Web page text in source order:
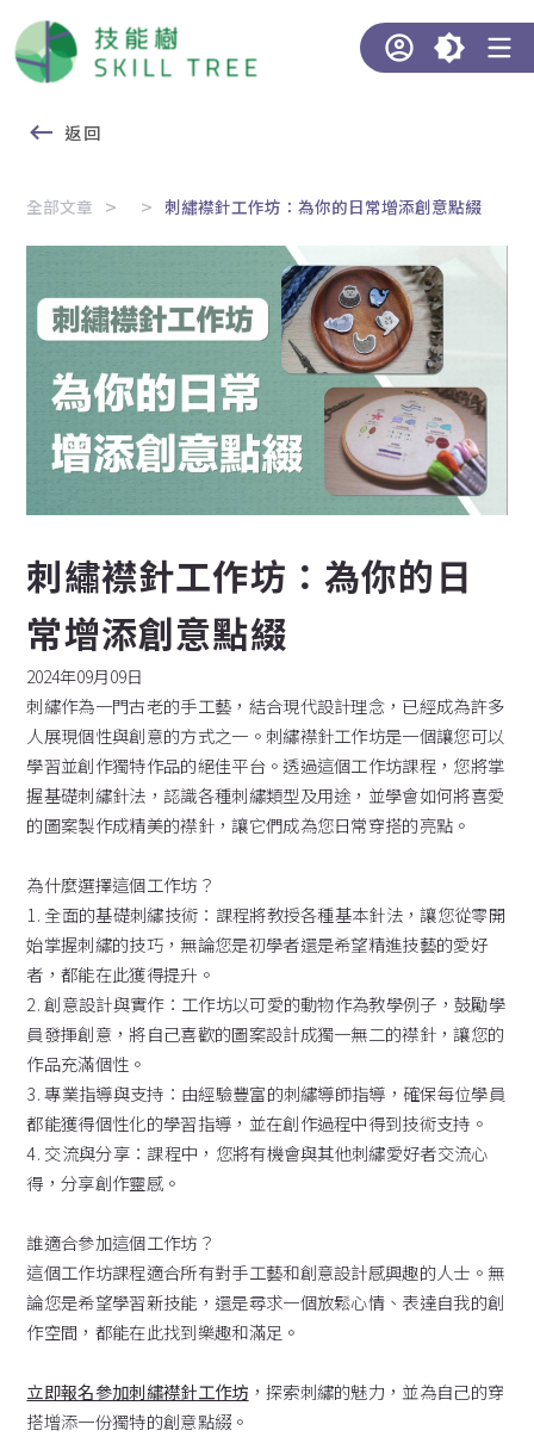
返回
全部文章 刺繡襟針工作坊：為你的日常增添創意點綴
刺繡襟針工作坊：為你的日
常增添創意點綴
2024年09月09日
刺繡作為一門古老的手工藝，結合現代設計理念，已經成為許多
人展現個性與創意的方式之一。刺繡襟針工作坊是一個讓您可以
學習並創作獨特作品的絕佳平台。透過這個工作坊課程，您將掌
握基礎刺繡針法，認識各種刺繡類型及用途，並學會如何將喜愛
的圖案製作成精美的襟針，讓它們成為您日常穿搭的亮點。
為什麼選擇這個工作坊？
1. 全面的基礎刺繡技術：課程將教授各種基本針法，讓您從零開
始掌握刺繡的技巧，無論您是初學者還是希望精進技藝的愛好
者，都能在此獲得提升。
2. 創意設計與實作：工作坊以可愛的動物作為教學例子，鼓勵學
員發揮創意，將自己喜歡的圖案設計成獨一無二的襟針，讓您的
作品充滿個性。
3. 專業指導與支持：由經驗豐富的刺繡導師指導，確保每位學員
都能獲得個性化的學習指導，並在創作過程中得到技術支持。
4. 交流與分享：課程中，您將有機會與其他刺繡愛好者交流心
得，分享創作靈感。
誰適合參加這個工作坊？
這個工作坊課程適合所有對手工藝和創意設計感興趣的人士。無
論您是希望學習新技能，還是尋求一個放鬆心情、表達自我的創
作空間，都能在此找到樂趣和滿足。
立即報名參加刺繡襟針工作坊 ，探索刺繡的魅力，並為自己的穿
搭增添一份獨特的創意點綴。